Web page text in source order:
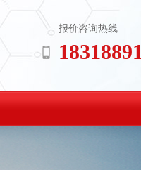
报价咨询热线